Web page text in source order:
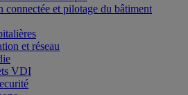
connectée et pilotage du bâtiment
et réseau
VDI